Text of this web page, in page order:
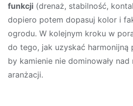
funkcji (drenaż, stabilność,
dopiero potem dopasuj kolor i
ogrodu. W kolejnym kroku w
do tego, jak uzyskać
by kamienie nie dominowały nad
aranżacji.